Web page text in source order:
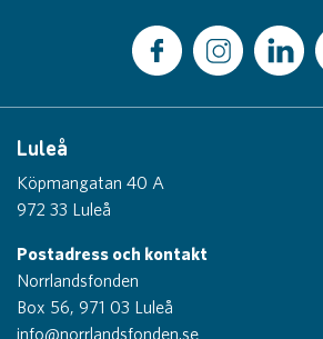
Luleå
Köpmangatan 40 A
972 33 Luleå
Postadress och kontakt
Norrlandsfonden
Box 56, 971 03 Luleå
info@norrlandsfonden.se